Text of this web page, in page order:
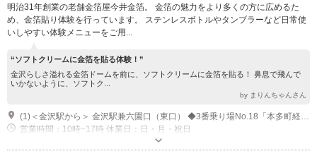
明治31年創業の老舗金箔屋今井金箔。 金箔の魅力をより多くの方に広めるた
め、金箔貼り体験を行っています。 ステンレスボトルやタンブラーなど日常使
いしやすい体験メニューをご用...
“ソフトクリームに金箔を貼る体験！”
金沢らしさ溢れる金箔ドームを前に、ソフトクリームに金箔を貼る！ 鼻息で飛んで
いかないように、ソフトク...
by まりんちゃんさん
(1)＜金沢駅から＞ 金沢駅兼六園口（東口） ◆3番乗り場No.18「本多町経由・東部車庫」行き バス停「幸町」下車徒歩3分 ◆城下まち金沢周遊バス バス停「本多町」下車徒歩7分 ＜兼六園方面から ＞ 徒歩10分
営業時間：10時~17時 休業日：日・月・祝日